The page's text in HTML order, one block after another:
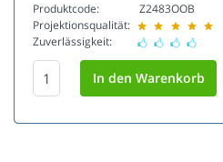
Produktcode:
Projektionsqualität:
Zuverlässigkeit:
Z2483OOB